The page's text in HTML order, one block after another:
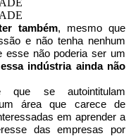
também, mesmo que
e não tenha nenhum
esse não poderia ser um
essa indústria ainda não
que se autointitulam
área que carece de
em aprender a
das empresas por